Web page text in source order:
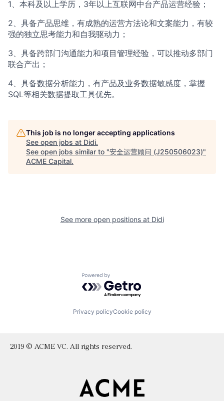
1、本科及以上学历，3年以上互联网中台产品运营经验；
2、具备产品思维，有成熟的运营方法论和文案能力，有较
强的独立思考能力和自我驱动力；
3、具备跨部门沟通能力和项目管理经验，可以推动多部门
联合产出；
4、具备数据分析能力，有产品及业务数据敏感度，掌握
SQL等相关数据提取工具优先。
This job is no longer accepting applications
See open jobs at Didi.
See open jobs similar to "安全运营顾问 (J250506023)"
ACME Capital.
See more open positions at Didi
Powered by Getro.com
Privacy policyCookie policy
2019 © ACME VC. All rights reserved.